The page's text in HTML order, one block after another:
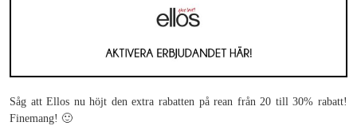
Såg att Ellos nu höjt den extra rabatten på rean från 20 till 30% rabatt!
Finemang! 🙂